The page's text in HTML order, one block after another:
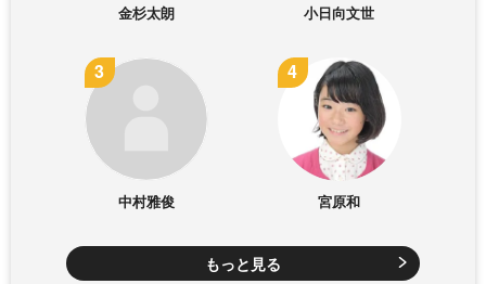
金杉太朗 小日向文世
中村雅俊 宮原和
もっと見る